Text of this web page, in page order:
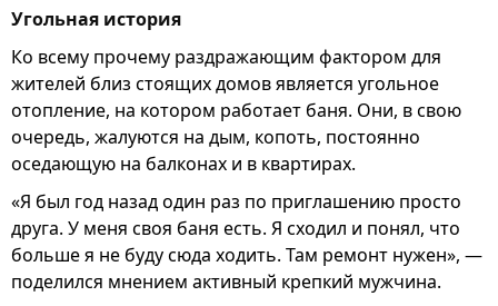
Угольная история
Ко всему прочему раздражающим фактором для
жителей близ стоящих домов является угольное
отопление, на котором работает баня. Они, в свою
очередь, жалуются на дым, копоть, постоянно
оседающую на балконах и в квартирах.
«Я был год назад один раз по приглашению просто
друга. У меня своя баня есть. Я сходил и понял, что
больше я не буду сюда ходить. Там ремонт нужен», —
поделился мнением активный крепкий мужчина.